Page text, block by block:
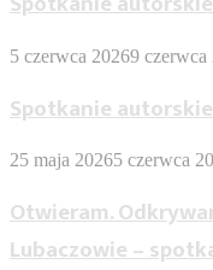
5 czerwca 20269 czerwca
Spotkanie
25 maja 20265 czerwca
Otwieram.
Lubaczowie –